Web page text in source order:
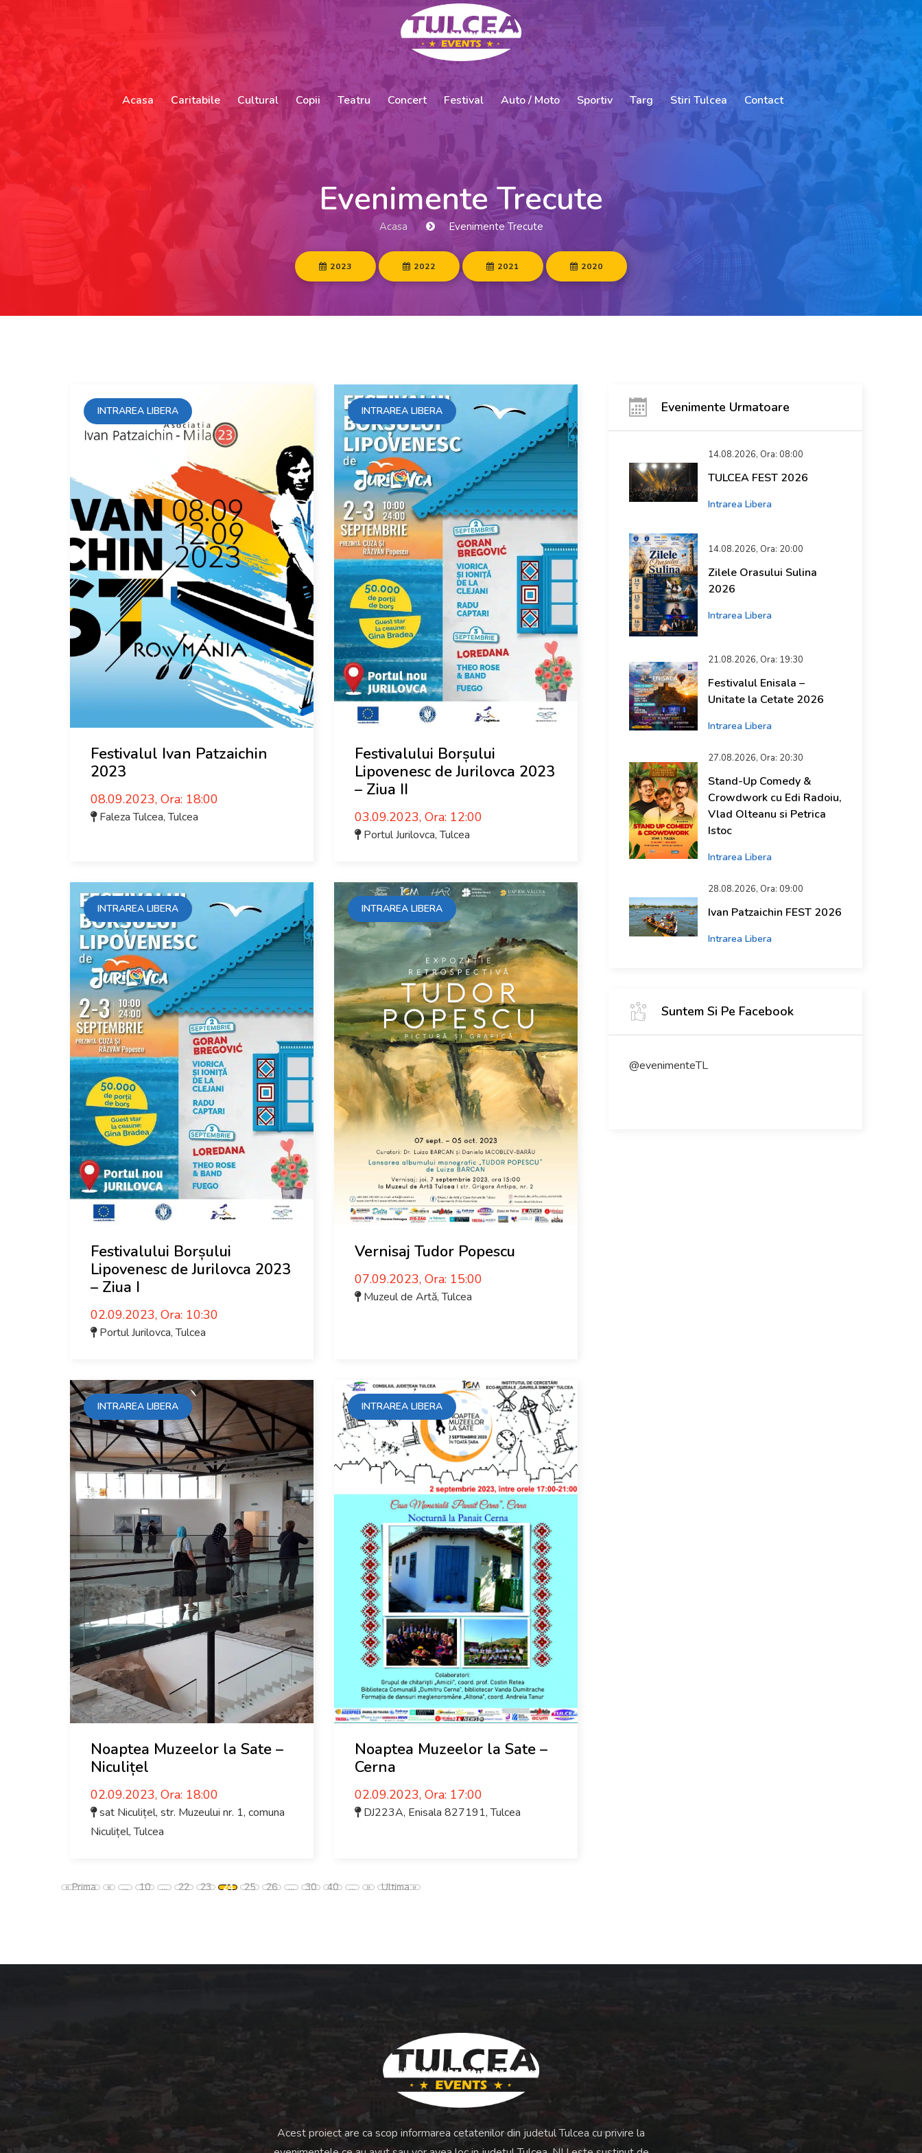
Acasa Caritabile Cultural Copii Teatru Concert Festival Auto / Moto Sportiv Targ Stiri Tulcea Contact
Evenimente Trecute
Acasa Evenimente Trecute
2023 2022 2021 2020
INTRAREA LIBERA
Festivalul Ivan Patzaichin
2023
08.09.2023, Ora: 18:00
Faleza Tulcea,Tulcea
INTRAREA LIBERA
Festivalului Borșului
Lipovenesc de Jurilovca 2023
– Ziua II
03.09.2023, Ora: 12:00
Portul Jurilovca,Tulcea
INTRAREA LIBERA
Festivalului Borșului
Lipovenesc de Jurilovca 2023
– Ziua I
02.09.2023, Ora: 10:30
Portul Jurilovca,Tulcea
INTRAREA LIBERA
Vernisaj Tudor Popescu
07.09.2023, Ora: 15:00
Muzeul de Artă,Tulcea
INTRAREA LIBERA
Noaptea Muzeelor la Sate –
Niculițel
02.09.2023, Ora: 18:00
sat Niculițel, str. Muzeului nr. 1, comuna
Niculițel,Tulcea
INTRAREA LIBERA
Noaptea Muzeelor la Sate –
Cerna
02.09.2023, Ora: 17:00
DJ223A, Enisala 827191,Tulcea
« Prima « ... 10 ... 22 23 24 25 26 ... 30 40 ... » Ultima »
Evenimente Urmatoare
14.08.2026, Ora: 08:00
TULCEA FEST 2026
Intrarea Libera
14.08.2026, Ora: 20:00
Zilele Orasului Sulina
2026
Intrarea Libera
21.08.2026, Ora: 19:30
Festivalul Enisala –
Unitate la Cetate 2026
Intrarea Libera
27.08.2026, Ora: 20:30
Stand-Up Comedy &
Crowdwork cu Edi Radoiu,
Vlad Olteanu si Petrica
Istoc
Intrarea Libera
28.08.2026, Ora: 09:00
Ivan Patzaichin FEST 2026
Intrarea Libera
Suntem Si Pe Facebook
@evenimenteTL
Acest proiect are ca scop informarea cetatenilor din judetul Tulcea cu privire la